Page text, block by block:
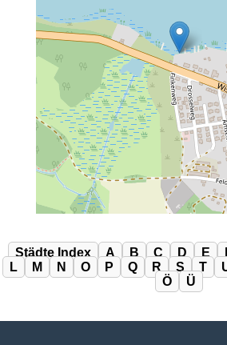
Städte Index A B C D E
L
M N O P Q R S T
Ö
Ü